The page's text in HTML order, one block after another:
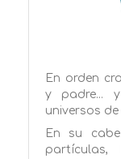
En orden
y padre...
universos
En su